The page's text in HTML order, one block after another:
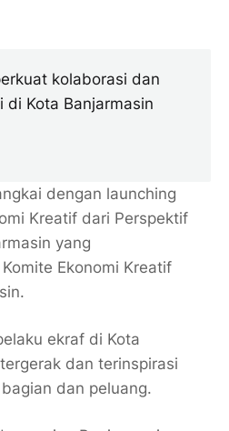
kolaborasi dan
di Kota Banjarmasin
dengan launching
Kreatif dari Perspektif
yang
Ekonomi Kreatif
ekraf di Kota
dan terinspirasi
dan peluang.